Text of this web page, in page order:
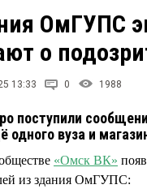
ОмГУПС
о
13:33 0 1988
поступили
одного вуза и
«Омск ВК»
из здания ОмГУПС: